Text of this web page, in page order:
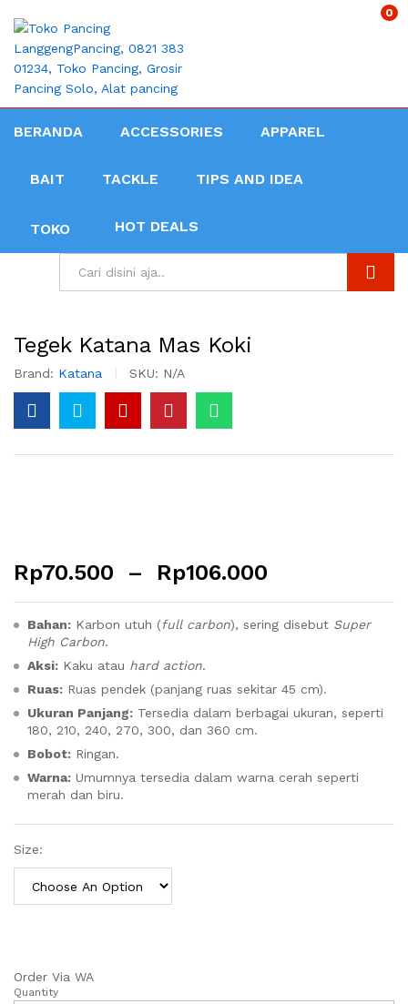
0
BERANDA ACCESSORIES APPAREL
BAIT TACKLE TIPS AND IDEA
TOKO HOT DEALS
Tegek Katana Mas Koki
Brand: Katana SKU: N/A
Rp70.500 – Rp106.000
Bahan: Karbon utuh (full carbon), sering disebut Super
High Carbon.
Aksi: Kaku atau hard action.
Ruas: Ruas pendek (panjang ruas sekitar 45 cm).
Ukuran Panjang: Tersedia dalam berbagai ukuran, seperti
180, 210, 240, 270, 300, dan 360 cm.
Bobot: Ringan.
Warna: Umumnya tersedia dalam warna cerah seperti
merah dan biru.
Size:
Order Via WA
Tegek
Quantity